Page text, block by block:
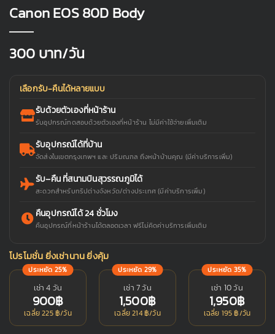
Canon EOS 80D Body
300 บาท/วัน
เลือกรับ-คืนได้หลายแบบ
รับด้วยตัวเองที่หน้าร้าน
รับอุปกรณ์ทดสอบด้วยตัวเองที่หน้าร้าน ไม่มีค่าใช้จ่ายเพิ่มเติม
รับอุปกรณ์ได้ที่บ้าน
จัดส่งในเขตกรุงเทพฯ และ ปริมณฑล ถึงหน้าบ้านคุณ (มีค่าบริการเพิ่ม)
รับ–คืน ที่สนามบินสุวรรณภูมิได้
สะดวกสำหรับทริปต่างจังหวัด/ต่างประเทศ (มีค่าบริการเพิ่ม)
คืนอุปกรณ์ได้ 24 ชั่วโมง
คืนอุปกรณ์ที่หน้าร้านได้ตลอดเวลา ฟรีไม่คิดค่าบริการเพิ่มเติม
โปรโมชั่น ยิ่งเช่านาน ยิ่งคุ้ม
ประหยัด 25%
เช่า 4 วัน
900฿
เฉลี่ย 225 ฿/วัน
ประหยัด 29%
เช่า 7 วัน
1,500฿
เฉลี่ย 214 ฿/วัน
ประหยัด 35%
เช่า 10 วัน
1,950฿
เฉลี่ย 195 ฿/วัน